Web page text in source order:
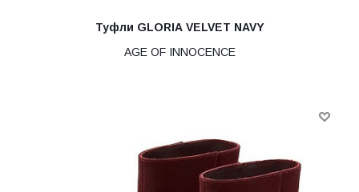
Туфли GLORIA VELVET NAVY
AGE OF INNOCENCE